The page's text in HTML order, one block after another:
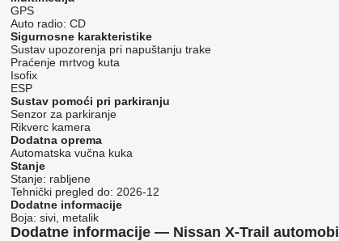
GPS
Auto radio: CD
Sigurnosne karakteristike
Sustav upozorenja pri napuštanju trake
Praćenje mrtvog kuta
Isofix
ESP
Sustav pomoći pri parkiranju
Senzor za parkiranje
Rikverc kamera
Dodatna oprema
Automatska vučna kuka
Stanje
Stanje: rabljene
Tehnički pregled do: 2026-12
Dodatne informacije
Boja: sivi, metalik
Dodatne informacije — Nissan X-Trail automobil